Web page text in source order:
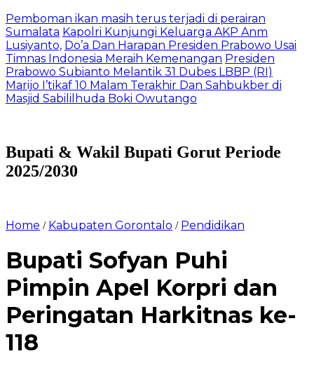
Pemboman ikan masih terus terjadi di perairan
Sumalata Kapolri Kunjungi Keluarga AKP Anm
Lusiyanto, Do’a Dan Harapan Presiden Prabowo Usai
Timnas Indonesia Meraih Kemenangan Presiden
Prabowo Subianto Melantik 31 Dubes LBBP (RI)
Marijo I’tikaf 10 Malam Terakhir Dan Sahbukber di
Masjid Sabililhuda Boki Owutango
Bupati & Wakil Bupati Gorut Periode
2025/2030
Home / Kabupaten Gorontalo / Pendidikan
Bupati Sofyan Puhi
Pimpin Apel Korpri dan
Peringatan Harkitnas ke-
118